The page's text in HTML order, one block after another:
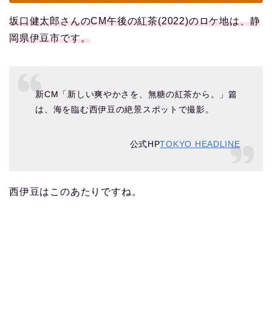
坂口健太郎さんのCM午後の紅茶(2022)のロケ地は、静
岡県伊豆市です。
新CM「新しい爽やかさを、無糖の紅茶から。」篇
は、海を臨む西伊豆の絶景スポットで撮影。
公式HPTOKYO HEADLINE
西伊豆はこのあたりですね。